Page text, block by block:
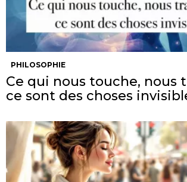
PHILOSOPHIE
Ce qui nous touche, nous
ce sont des choses